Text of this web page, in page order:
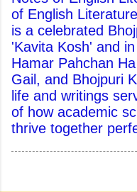
of English
is a celebrated
'Kavita Kosh' and
Hamar Pahchan
Gail, and Bhojpuri
life and writings
of how academic
thrive together